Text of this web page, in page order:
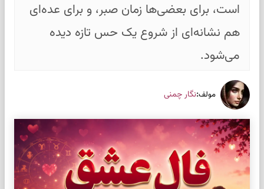
است، برای بعضی‌ها زمان صبر، و برای عده‌ای
هم نشانه‌ای از شروع یک حس تازه دیده
می‌شود.
مولف:نگار چمنی